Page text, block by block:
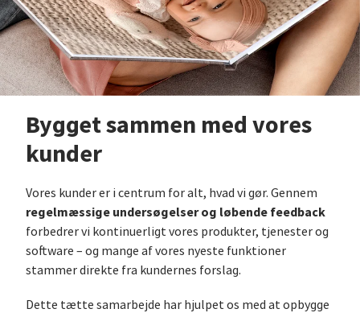
Bygget sammen med vores
kunder
Vores kunder er i centrum for alt, hvad vi gør. Gennem
regelmæssige undersøgelser og løbende feedback
forbedrer vi kontinuerligt vores produkter, tjenester og
software – og mange af vores nyeste funktioner
stammer direkte fra kundernes forslag.
Dette tætte samarbejde har hjulpet os med at opbygge